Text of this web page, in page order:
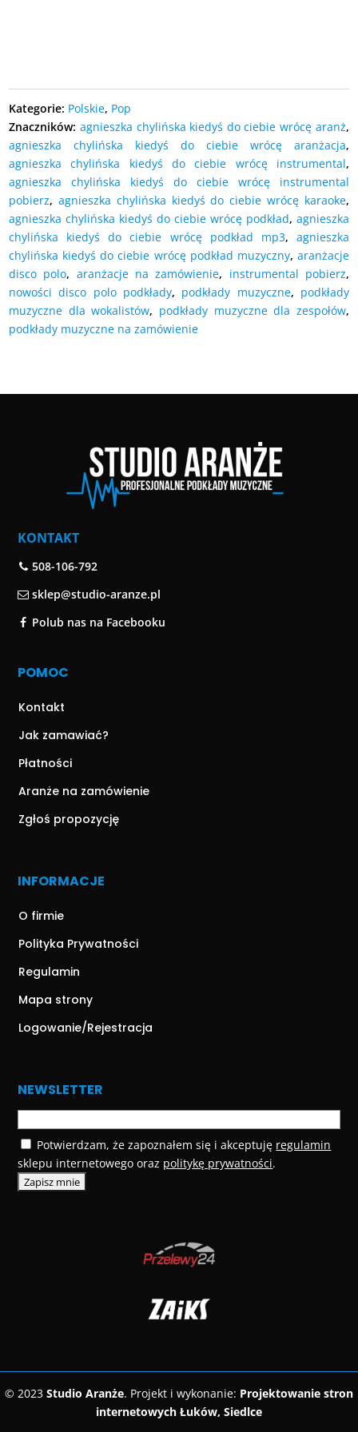
Kategorie: Polskie, Pop
Znaczników: agnieszka chylińska kiedyś do ciebie wrócę aranż,
agnieszka chylińska kiedyś do ciebie wrócę aranżacja,
agnieszka chylińska kiedyś do ciebie wrócę instrumental,
agnieszka chylińska kiedyś do ciebie wrócę instrumental
pobierz,agnieszka chylińska kiedyś do ciebie wrócę karaoke,
agnieszka chylińska kiedyś do ciebie wrócę podkład, agnieszka
chylińska kiedyś do ciebie wrócę podkład mp3, agnieszka
chylińska kiedyś do ciebie wrócę podkład muzyczny, aranżacje
disco polo, aranżacje na zamówienie, instrumental pobierz,
nowości disco polo podkłady, podkłady muzyczne, podkłady
muzyczne dla wokalistów, podkłady muzyczne dla zespołów,
podkłady muzyczne na zamówienie
KONTAKT
508-106-792
sklep@studio-aranze.pl
Polub nas na Facebooku
POMOC
Kontakt
Jak zamawiać?
Płatności
Aranże na zamówienie
Zgłoś propozycję
INFORMACJE
O firmie
Polityka Prywatności
Regulamin
Mapa strony
Logowanie/Rejestracja
NEWSLETTER
Potwierdzam, że zapoznałem się i akceptuję regulamin
sklepu internetowego oraz politykę prywatności.
© 2023 Studio Aranże. Projekt i wykonanie: Projektowanie stron
internetowych Łuków, Siedlce